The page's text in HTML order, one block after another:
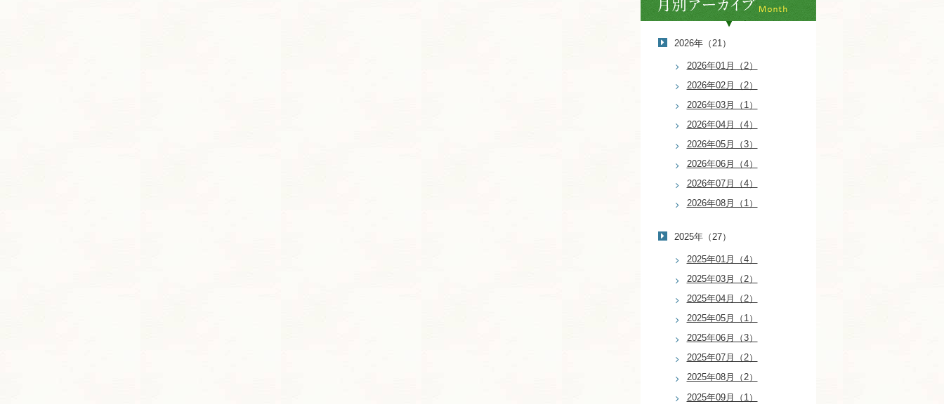
2026年（21）
2026年01月（2）
2026年02月（2）
2026年03月（1）
2026年04月（4）
2026年05月（3）
2026年06月（4）
2026年07月（4）
2026年08月（1）
2025年（27）
2025年01月（4）
2025年03月（2）
2025年04月（2）
2025年05月（1）
2025年06月（3）
2025年07月（2）
2025年08月（2）
2025年09月（1）